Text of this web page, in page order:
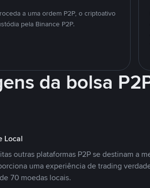
a uma ordem P2P, o criptoativo
pela Binance P2P.
da bolsa
Local
outras plataformas P2P se destinam a
uma experiência de trading
70 moedas locais.